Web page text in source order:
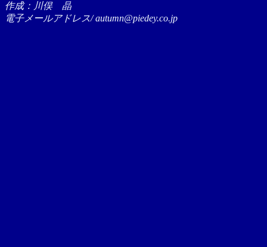
作成：川俣 晶
電子メールアドレス/ autumn@piedey.co.jp